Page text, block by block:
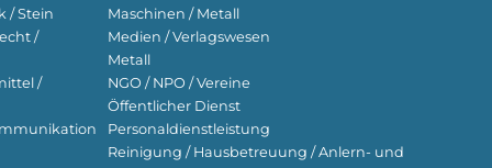
/ Stein
/
/
Maschinen / Metall
Medien / Verlagswesen
Metall
NGO / NPO / Vereine
Öffentlicher Dienst
Personaldienstleistung
Reinigung / Hausbetreuung / Anlern- und